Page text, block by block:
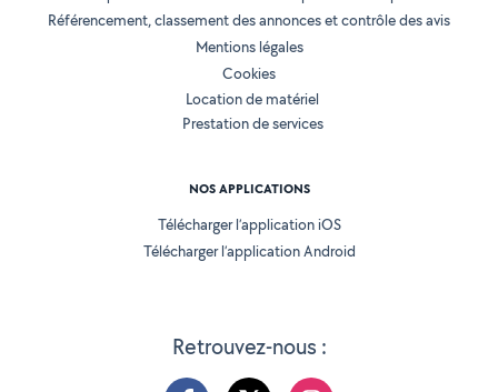
Retrouvez-nous :
Référencement, classement des annonces et contrôle des avis
Mentions légales
Cookies
Location de matériel
Prestation de services
NOS APPLICATIONS
Télécharger l’application iOS
Télécharger l’application Android